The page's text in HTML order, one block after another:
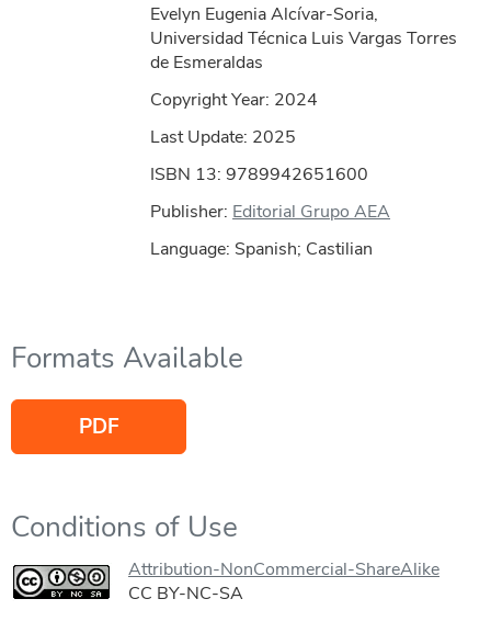
Evelyn Eugenia Alcívar-Soria,
Universidad Técnica Luis Vargas Torres
de Esmeraldas
Copyright Year: 2024
Last Update: 2025
ISBN 13: 9789942651600
Publisher: Editorial Grupo AEA
Language: Spanish; Castilian
Formats Available
PDF
Conditions of Use
Attribution-NonCommercial-ShareAlike
CC BY-NC-SA